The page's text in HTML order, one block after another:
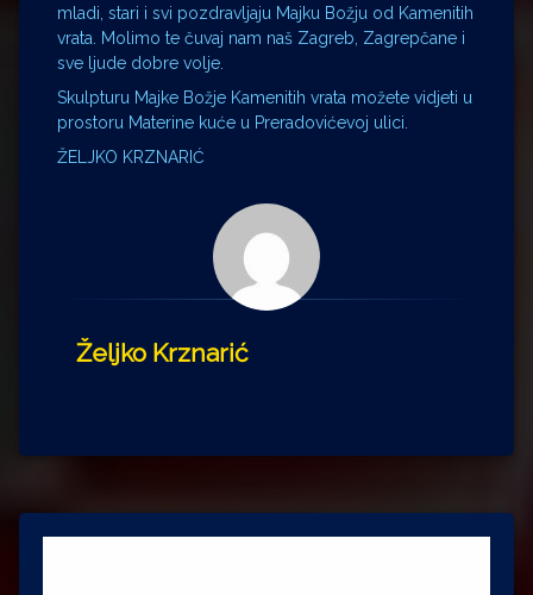
mladi, stari i svi pozdravljaju Majku Božju od Kamenitih
vrata. Molimo te čuvaj nam naš Zagreb, Zagrepčane i
sve ljude dobre volje.
Skulpturu Majke Božje Kamenitih vrata možete vidjeti u
prostoru Materine kuće u Preradovićevoj ulici.
ŽELJKO KRZNARIĆ
Željko Krznarić